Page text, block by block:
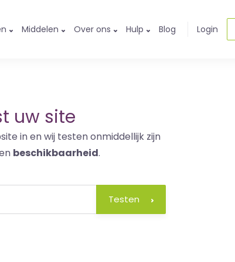
Middelen Over ons Hulp Blog Login
uw site
in en wij testen onmiddellijk zijn
beschikbaarheid.
Testen